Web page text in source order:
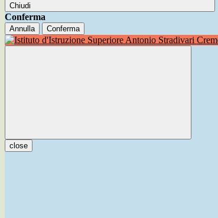
Chiudi
Conferma
Annulla Conferma
close